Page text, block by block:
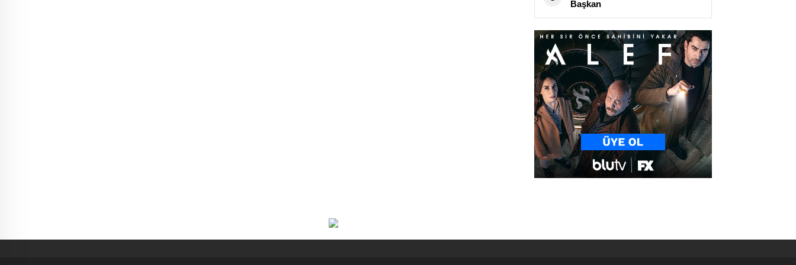
Başkan